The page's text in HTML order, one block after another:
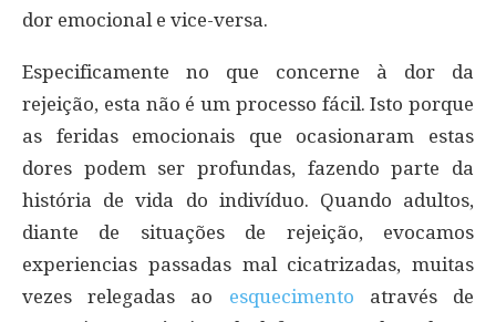
dor emocional e vice-versa.
Especificamente no que concerne à dor da
rejeição, esta não é um processo fácil. Isto porque
as feridas emocionais que ocasionaram estas
dores podem ser profundas, fazendo parte da
história de vida do indivíduo. Quando adultos,
diante de situações de rejeição, evocamos
experiencias passadas mal cicatrizadas, muitas
vezes relegadas ao esquecimento através de